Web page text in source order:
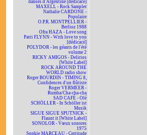
danses d'Argentine [dédicacé]
MAXELL - Rock Sampler
Nathalie CARDONE -
Populaire
O.P.R. MONTPELLIER -
Berlioz 1988
Ofra HAZA - Love song
Patti FLYNN - With love to you
[dédicacé]
POLYDOR - les géants de l'été
volume 2
RICKY AMIGOS - Delirios
[White Label]
ROCK AROUND THE
WORLD radio show
Roger BOURDIN - TIMING 8,
Confidences d'un flûtiste
Roger VERMEER -
Rumba/Cha-cha-cha
SAD CAFÉ - Olé
SCHÖLLER - In Schöller ist
Musik
SIGUE SIGUE SPUTNICK -
Flaunt it [White Label]
SONOLOR - Vœux sonores
1975
Sophie MARCEAU - Certitude